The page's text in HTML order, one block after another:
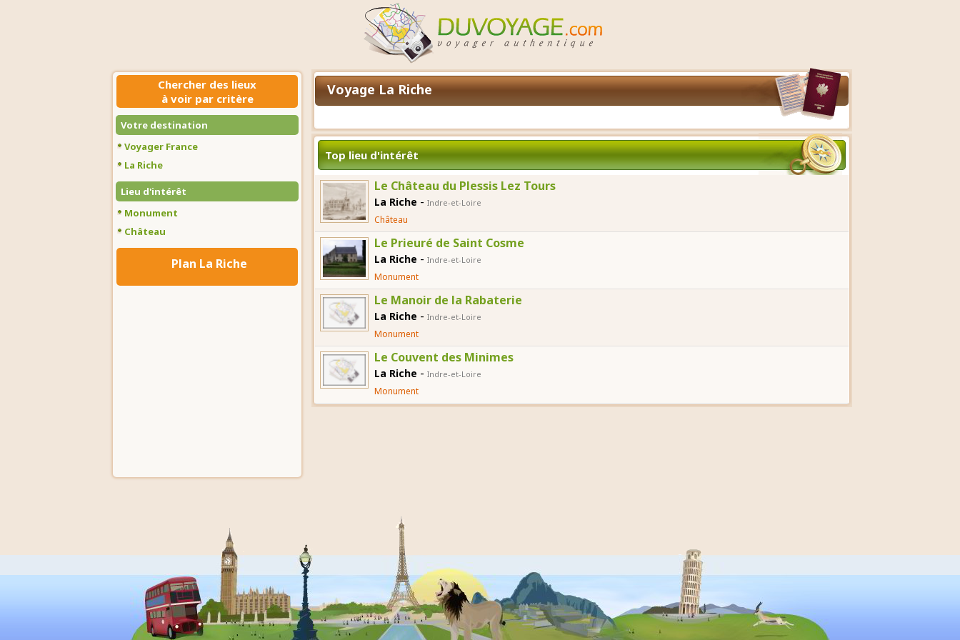
Chercher des lieux
à voir par critère
Votre destination
Voyager France
La Riche
Lieu d'intérêt
Monument
Château
Plan La Riche
Voyage La Riche
Top lieu d'intérêt
Le Château du Plessis Lez Tours
La Riche - Indre-et-Loire
Château
Le Prieuré de Saint Cosme
La Riche - Indre-et-Loire
Monument
Le Manoir de la Rabaterie
La Riche - Indre-et-Loire
Monument
Le Couvent des Minimes
La Riche - Indre-et-Loire
Monument